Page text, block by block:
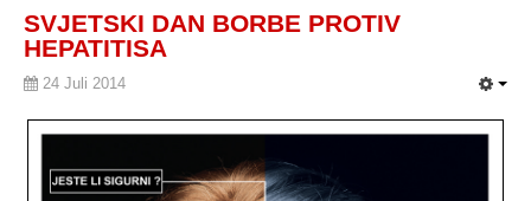
SVJETSKI DAN BORBE PROTIV
HEPATITISA
24 Juli 2014